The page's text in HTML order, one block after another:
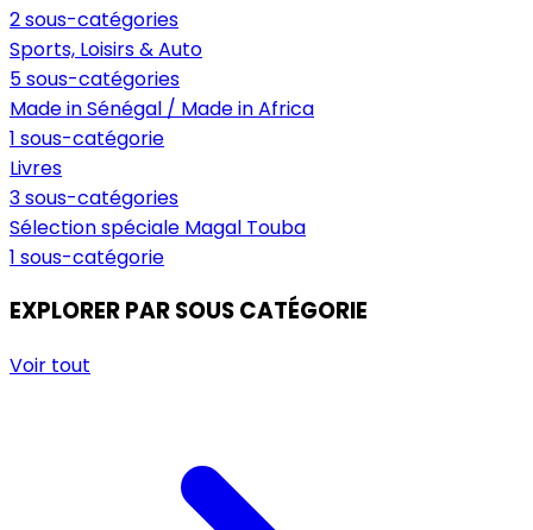
2 sous-catégories
Sports, Loisirs & Auto
5 sous-catégories
Made in Sénégal / Made in Africa
1 sous-catégorie
Livres
3 sous-catégories
Sélection spéciale Magal Touba
1 sous-catégorie
EXPLORER PAR SOUS CATÉGORIE
Voir tout